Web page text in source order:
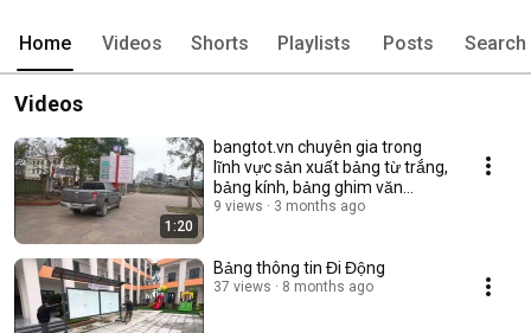
Home Videos Shorts Playlists Posts Search
Videos
1:20
bangtot.vn chuyên gia trong
lĩnh vực sản xuất bảng từ trắng,
bảng kính, bảng ghim văn
phòng
9 views 3 months ago
Bảng thông tin Đi Động
37 views 8 months ago